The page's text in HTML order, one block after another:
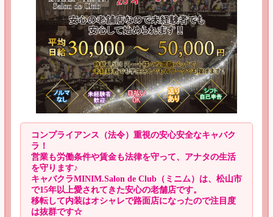
コンプライアンス（法令）重視の安心安全なキャバク
ラ！
営業も労働条件や賃金も法律を守って、アナタの生活
を守ります♪
キャバクラMINIM.Salon de Club（ミニム）は、松山市
で15年以上愛されてきた安心の老舗店です。
移転して内装はオシャレで路面店になったので注目度
は抜群です☆